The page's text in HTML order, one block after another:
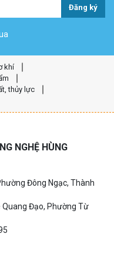
Đăng ký
khí
thủy lực
NGHỆ HÙNG
Đông Ngạc, Thành
Quang Đạo, Phường Từ